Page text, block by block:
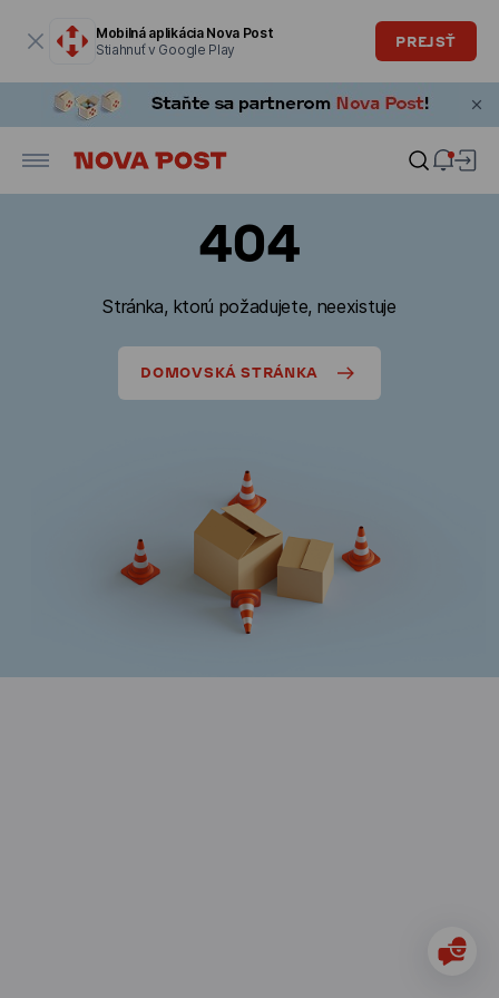
Mobilná aplikácia Nova Post
Stiahnuť v Google Play
PREJSŤ
404
Stránka, ktorú požadujete, neexistuje
DOMOVSKÁ STRÁNKA